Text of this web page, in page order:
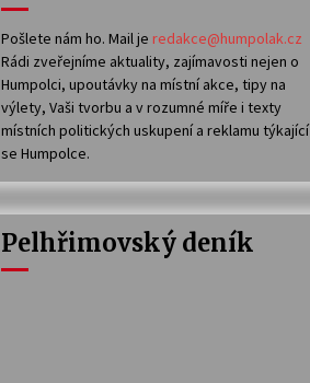
Pošlete nám ho. Mail je redakce@humpolak.cz
Rádi zveřejníme aktuality, zajímavosti nejen o
Humpolci, upoutávky na místní akce, tipy na
výlety, Vaši tvorbu a v rozumné míře i texty
místních politických uskupení a reklamu týkající
se Humpolce.
Pelhřimovský deník